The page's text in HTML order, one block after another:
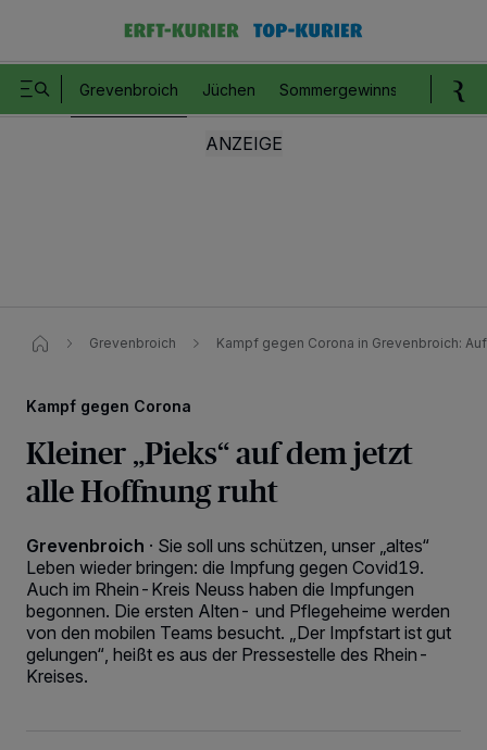
Grevenbroich Jüchen Sommergewinnspiel
Grevenbroich Kampf gegen Corona in Grevenbroich:
Kampf gegen Corona
Kleiner „Pieks“ auf dem jetzt
alle Hoffnung ruht
Grevenbroich · Sie soll uns schützen, unser „altes“
Leben wieder bringen: die Impfung gegen Covid19.
Auch im Rhein-Kreis Neuss haben die Impfungen
begonnen. Die ersten Alten- und Pflegeheime werden
von den mobilen Teams besucht. „Der Impfstart ist gut
gelungen“, heißt es aus der Pressestelle des Rhein-
Kreises.